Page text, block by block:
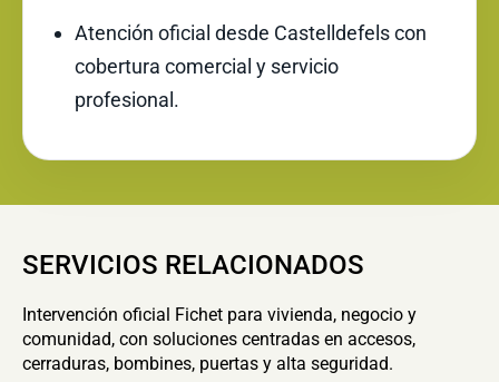
Atención oficial desde Castelldefels con
cobertura comercial y servicio
profesional.
SERVICIOS RELACIONADOS
Intervención oficial Fichet para vivienda, negocio y
comunidad, con soluciones centradas en accesos,
cerraduras, bombines, puertas y alta seguridad.